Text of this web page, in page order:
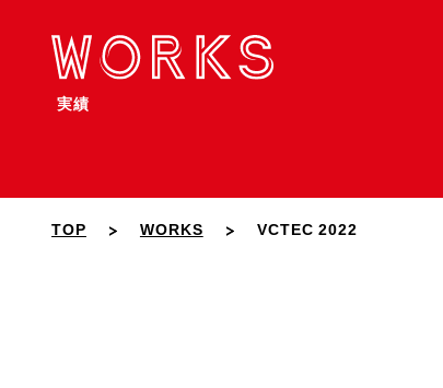
実績
TOP WORKS VCTEC 2022